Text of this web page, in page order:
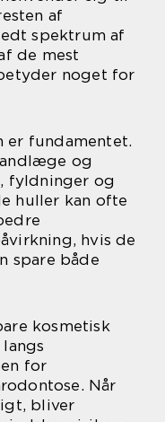
af
spektrum af
de mest
noget for
er fundamentet.
og
fyldninger og
huller kan ofte
hvis de
spare både
kosmetisk
for
Når
bliver